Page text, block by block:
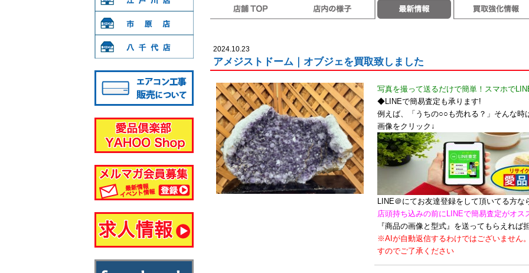
2024.10.23
アメジストドーム｜オブジェを買取致しました
写真を撮って送るだけで簡単！スマホで
◆LINEで簡易査定も承ります!
例えば、「うちの○○も売れる？」そんな時
画像をクリック↓
LINE＠にてお友達登録をして頂いてる方
店頭持ち込みの前にLINEで簡易査定がオス
『商品の画像と型式』を送ってもらえれば
※AIが自動返信するわけではございません
すのでご了承ください